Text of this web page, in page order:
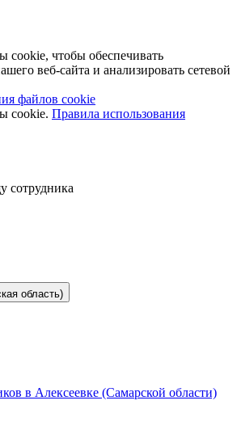
чтобы обеспечивать
веб-сайта и анализировать сетевой
файлов cookie
cookie. Правила использования
сотрудника
область)
в Алексеевке (Самарской области)